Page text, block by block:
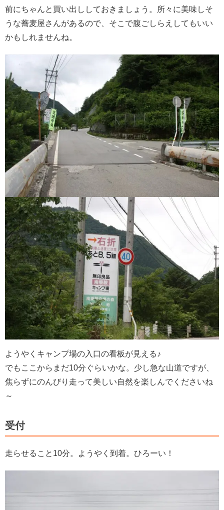
前にちゃんと買い出ししておきましょう。所々に美味しそ
うな蕎麦屋さんがあるので、そこで腹ごしらえしてもいい
かもしれませんね。
ようやくキャンプ場の入口の看板が見える♪
でもここからまだ10分ぐらいかな。少し急な山道ですが、
焦らずにのんびり走って美しい自然を楽しんでくださいね
～
受付
走らせること10分。ようやく到着。ひろーい！